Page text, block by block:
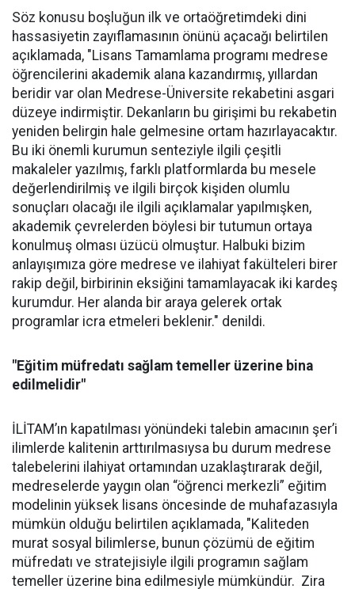
Söz konusu boşluğun ilk ve ortaöğretimdeki dini
hassasiyetin zayıflamasının önünü açacağı belirtilen
açıklamada, "Lisans Tamamlama programı medrese
öğrencilerini akademik alana kazandırmış, yıllardan
beridir var olan Medrese-Üniversite rekabetini asgari
düzeye indirmiştir. Dekanların bu girişimi bu rekabetin
yeniden belirgin hale gelmesine ortam hazırlayacaktır.
Bu iki önemli kurumun senteziyle ilgili çeşitli
makaleler yazılmış, farklı platformlarda bu mesele
değerlendirilmiş ve ilgili birçok kişiden olumlu
sonuçları olacağı ile ilgili açıklamalar yapılmışken,
akademik çevrelerden böylesi bir tutumun ortaya
konulmuş olması üzücü olmuştur. Halbuki bizim
anlayışımıza göre medrese ve ilahiyat fakülteleri birer
rakip değil, birbirinin eksiğini tamamlayacak iki kardeş
kurumdur. Her alanda bir araya gelerek ortak
programlar icra etmeleri beklenir." denildi.
"Eğitim müfredatı sağlam temeller üzerine bina
edilmelidir"
İLİTAM’ın kapatılması yönündeki talebin amacının şer’i
ilimlerde kalitenin arttırılmasıysa bu durum medrese
talebelerini ilahiyat ortamından uzaklaştırarak değil,
medreselerde yaygın olan “öğrenci merkezli” eğitim
modelinin yüksek lisans öncesinde de muhafazasıyla
mümkün olduğu belirtilen açıklamada, "Kaliteden
murat sosyal bilimlerse, bunun çözümü de eğitim
müfredatı ve stratejisiyle ilgili programın sağlam
temeller üzerine bina edilmesiyle mümkündür. Zira